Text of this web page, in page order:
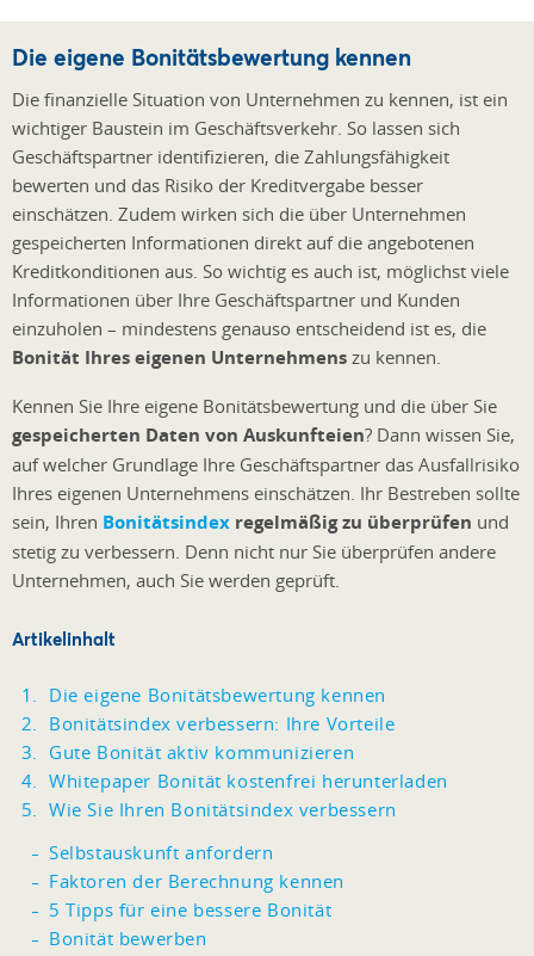
Die eigene Bonitätsbewertung kennen
Die finanzielle Situation von Unternehmen zu kennen, ist ein
wichtiger Baustein im Geschäftsverkehr. So lassen sich
Geschäftspartner identifizieren, die Zahlungsfähigkeit
bewerten und das Risiko der Kreditvergabe besser
einschätzen. Zudem wirken sich die über Unternehmen
gespeicherten Informationen direkt auf die angebotenen
Kreditkonditionen aus. So wichtig es auch ist, möglichst viele
Informationen über Ihre Geschäftspartner und Kunden
einzuholen – mindestens genauso entscheidend ist es, die
Bonität Ihres eigenen Unternehmens zu kennen.
Kennen Sie Ihre eigene Bonitätsbewertung und die über Sie
gespeicherten Daten von Auskunfteien? Dann wissen Sie,
auf welcher Grundlage Ihre Geschäftspartner das Ausfallrisiko
Ihres eigenen Unternehmens einschätzen. Ihr Bestreben sollte
sein, Ihren Bonitätsindex regelmäßig zu überprüfen und
stetig zu verbessern. Denn nicht nur Sie überprüfen andere
Unternehmen, auch Sie werden geprüft.
Artikelinhalt
Die eigene Bonitätsbewertung kennen
Bonitätsindex verbessern: Ihre Vorteile
Gute Bonität aktiv kommunizieren
Whitepaper Bonität kostenfrei herunterladen
Wie Sie Ihren Bonitätsindex verbessern
Selbstauskunft anfordern
Faktoren der Berechnung kennen
5 Tipps für eine bessere Bonität
Bonität bewerben